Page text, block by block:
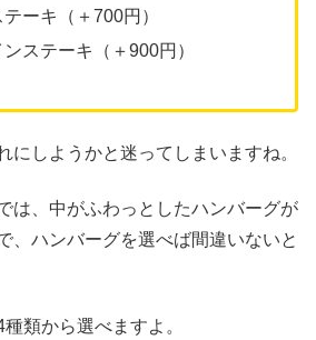
ーキ（＋700円）
ステーキ（＋900円）
にしようかと迷ってしまいますね。
は、中がふわっとしたハンバーグが
、ハンバーグを選べば間違いないと
類から選べますよ。